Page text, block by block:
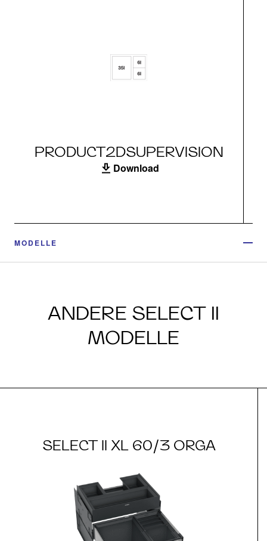
PRODUCT2DSUPERVISION
Download
MODELLE
ANDERE SELECT II
MODELLE
SELECT II XL 60/3 ORGA